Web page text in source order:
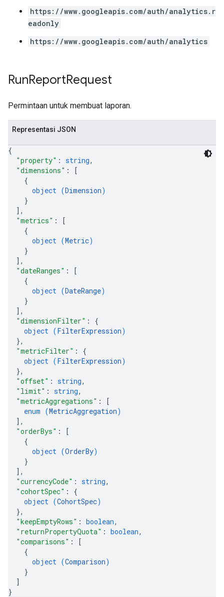
https://www.googleapis.com/auth/analytics.r
eadonly
https://www.googleapis.com/auth/analytics
RunReportRequest
Permintaan untuk membuat laporan.
Representasi JSON
{
"property" : string,
"dimensions" :
[
{
object (Dimension)
}
] ,
"metrics" :
[
{
object (Metric)
}
] ,
"dateRanges" :
[
{
object (DateRange)
}
] ,
"dimensionFilter" : {
object (FilterExpression)
},
"metricFilter" : {
object (FilterExpression)
},
"offset" : string,
"limit" : string,
"metricAggregations" :
[
enum (MetricAggregation)
] ,
"orderBys" :
[
{
object (OrderBy)
}
] ,
"currencyCode" : string,
"cohortSpec" : {
object (CohortSpec)
},
"keepEmptyRows" : boolean,
"returnPropertyQuota" : boolean,
"comparisons" :
[
{
object (Comparison)
}
]
}